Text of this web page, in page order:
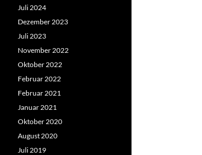
Juli 2024
Dezember 2023
Juli 2023
November 2022
Oktober 2022
Februar 2022
Februar 2021
Januar 2021
Oktober 2020
August 2020
Juli 2019